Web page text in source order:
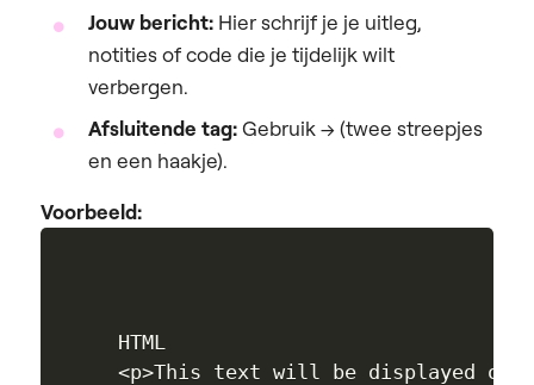
Jouw bericht: Hier schrijf je je uitleg,
notities of code die je tijdelijk wilt
verbergen.
Afsluitende tag:Gebruik–> (twee streepjes
en een haakje).
Voorbeeld:
HTML